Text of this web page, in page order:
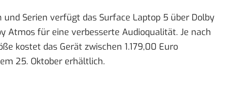
Serien verfügt das Surface Laptop 5 über Dolby
Atmos für eine verbesserte Audioqualität. Je nach
kostet das Gerät zwischen 1.179,00 Euro
25. Oktober erhältlich.